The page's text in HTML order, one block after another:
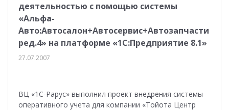
деятельностью с помощью системы
«Альфа-
Авто:Автосалон+Автосервис+Автозапчасти
ред.4» на платформе «1С:Предприятие 8.1»
27.07.2007
ВЦ «1С-Рарус» выполнил проект внедрения системы
оперативного учета для компании «Тойота Центр